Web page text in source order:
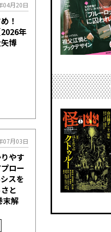
04月20日
め！
年
博
07月03日
やす
ロー
スを
と
末解